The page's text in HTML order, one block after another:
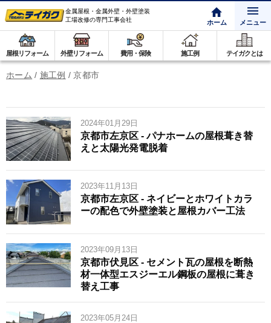
金属屋根・金属外壁・外壁塗装
工場改修の専門工事会社
ホーム メニュー
屋根リフォーム 外壁リフォーム 費用・保険 施工例 テイガクとは
ホーム / 施工例 / 京都市
2024年01月29日
京都市左京区 - パナホームの屋根葺き替
えと太陽光発電脱着
2023年11月13日
京都市左京区 - ネイビーとホワイトカラ
ーの配色で外壁塗装と屋根カバー工法
2023年09月13日
京都市伏見区 - セメント瓦の屋根を断熱
材一体型エスジーエル鋼板の屋根に葺き
替え工事
2023年05月24日